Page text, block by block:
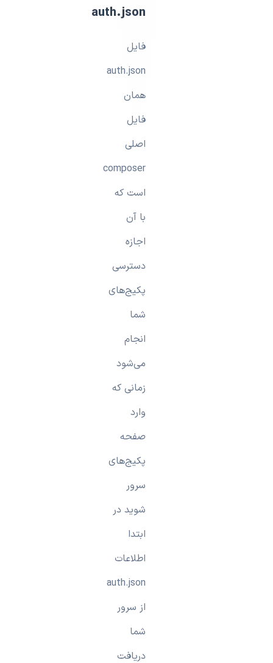
auth.json
فایل
auth.json
همان
فایل
اصلی
composer
است که
با آن
اجازه
دسترسی
پکیج‌های
شما
انجام
می‌شود
زمانی که
وارد
صفحه
پکیج‌های
سرور
شوید در
ابتدا
اطلاعات
auth.json
از سرور
شما
دریافت